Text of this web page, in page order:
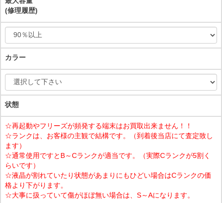
(修理履歴)
カラー
状態
☆再起動やフリーズが頻発する端末はお買取出来ません！！
☆ランクは、お客様の主観で結構です。（到着後当店にて査定致し
ます）
☆通常使用ですとB～Cランクが適当です。（実際Cランクが5割く
らいです）
☆液晶が割れていたり状態があまりにもひどい場合はCランクの価
格より下がります。
☆大事に扱っていて傷がほぼ無い場合は、S～Aになります。